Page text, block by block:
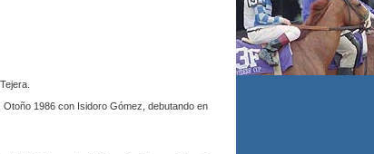
1986 con Isidoro Gómez, debutando en